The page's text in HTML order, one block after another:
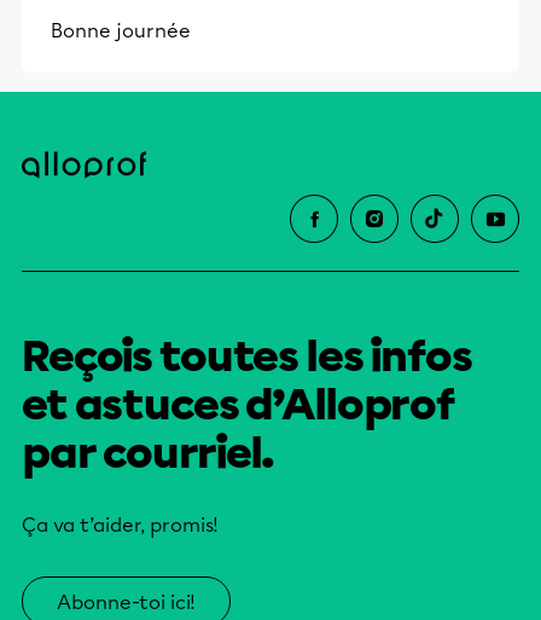
Bonne journée
Reçois toutes les infos
et astuces d’Alloprof
par courriel.
Ça va t’aider, promis!
Abonne-toi ici!